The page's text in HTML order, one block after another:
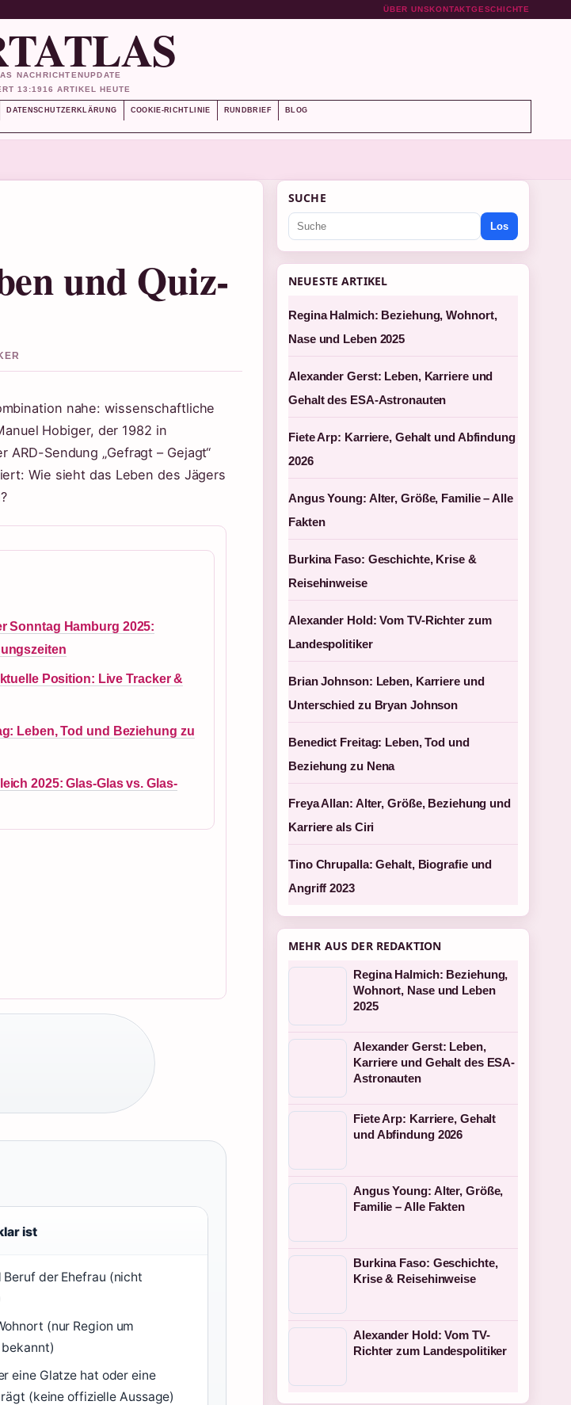
ÜBER UNSKONTAKTGESCHICHTE
NACHRICHTENUPDATE
13:1916 ARTIKEL HEUTE
DATENSCHUTZERKLÄRUNG COOKIE-RICHTLINIE RUNDBRIEF BLOG
und Quiz-
nahe: wissenschaftliche
Hobiger, der 1982 in
Sendung „Gefragt – Gejagt“
Wie sieht das Leben des Jägers
Sonntag Hamburg 2025:
Position: Live Tracker &
Leben, Tod und Beziehung zu
2025: Glas-Glas vs. Glas-
ist
Beruf der Ehefrau (nicht
(nur Region um
eine Glatze hat oder eine
(keine offizielle Aussage)
SUCHE
Los
NEUESTE ARTIKEL
Regina Halmich: Beziehung, Wohnort,
Nase und Leben 2025
Alexander Gerst: Leben, Karriere und
Gehalt des ESA-Astronauten
Fiete Arp: Karriere, Gehalt und Abfindung
2026
Angus Young: Alter, Größe, Familie – Alle
Fakten
Burkina Faso: Geschichte, Krise &
Reisehinweise
Alexander Hold: Vom TV-Richter zum
Landespolitiker
Brian Johnson: Leben, Karriere und
Unterschied zu Bryan Johnson
Benedict Freitag: Leben, Tod und
Beziehung zu Nena
Freya Allan: Alter, Größe, Beziehung und
Karriere als Ciri
Tino Chrupalla: Gehalt, Biografie und
Angriff 2023
MEHR AUS DER REDAKTION
Regina Halmich: Beziehung,
Wohnort, Nase und Leben
2025
Alexander Gerst: Leben,
Karriere und Gehalt des ESA-
Astronauten
Fiete Arp: Karriere, Gehalt
und Abfindung 2026
Angus Young: Alter, Größe,
Familie – Alle Fakten
Burkina Faso: Geschichte,
Krise & Reisehinweise
Alexander Hold: Vom TV-
Richter zum Landespolitiker